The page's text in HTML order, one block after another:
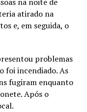
atirado na
e, em seguida, o
problemas
foi incendiado. As
fugiram enquanto
Após o